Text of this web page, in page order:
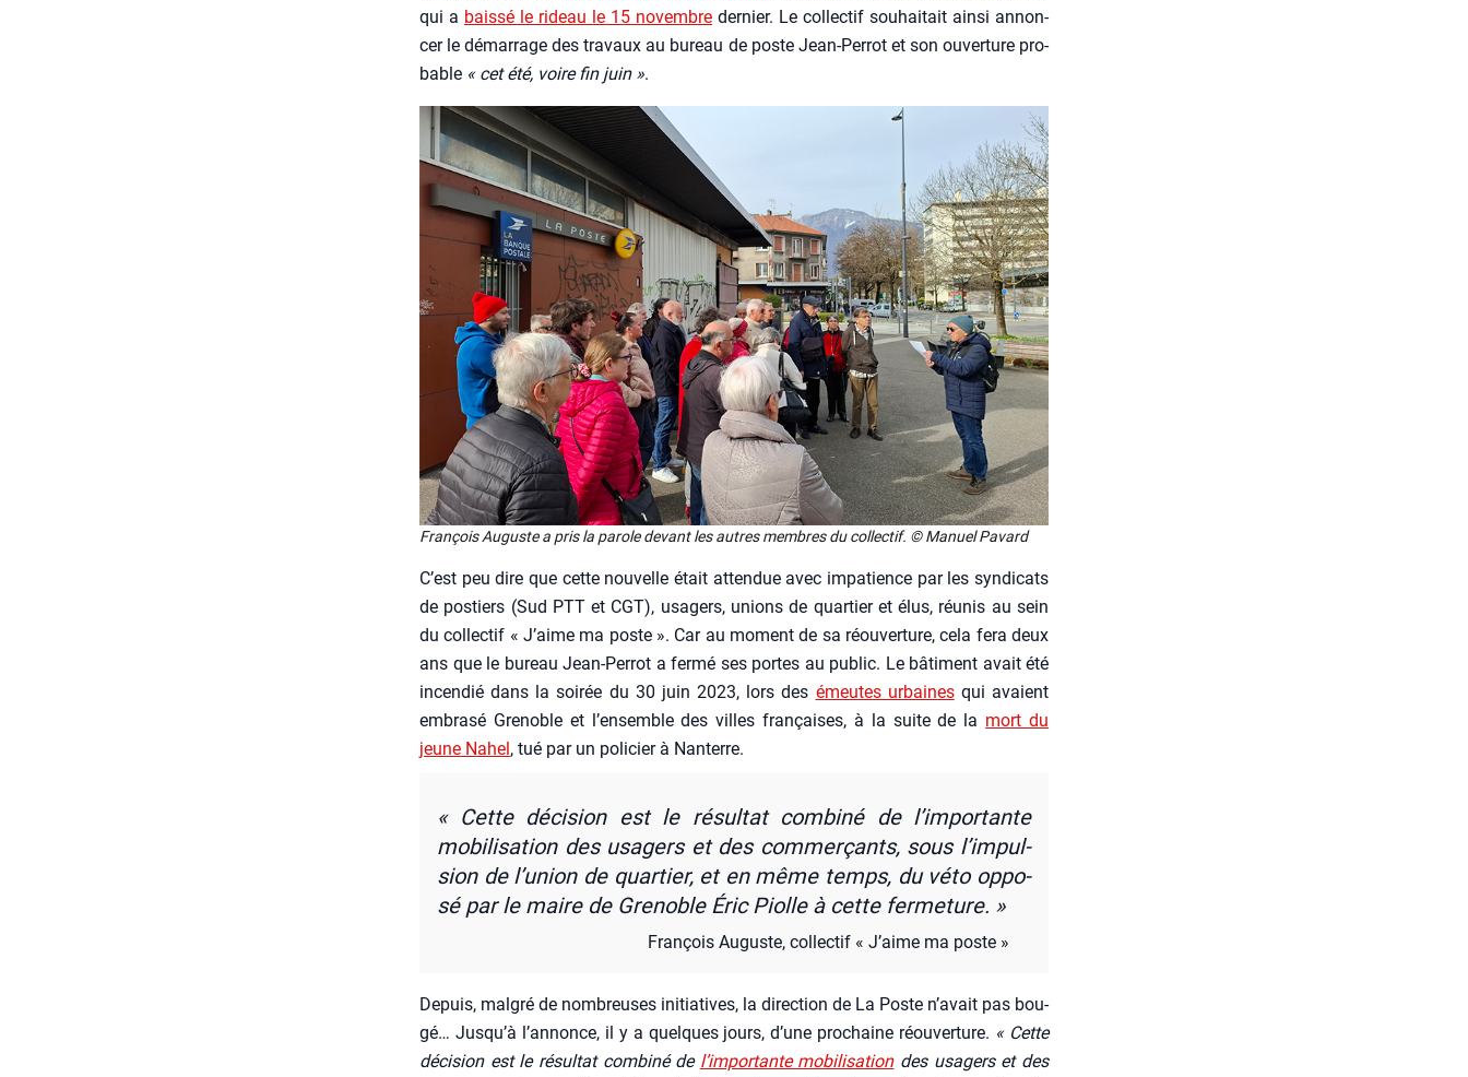
qui a bais­sé le rideau le 15 novembre der­nier. Le col­lec­tif sou­hai­tait ain­si annon­
cer le démar­rage des tra­vaux au bureau de poste Jean-Per­rot et son ouver­ture pro­
bable « cet été, voire fin juin ».
Fran­çois Auguste a pris la parole devant les autres membres du col­lec­tif. © Manuel Pavard
C’est peu dire que cette nou­velle était atten­due avec impa­tience par les syn­di­cats
de pos­tiers (Sud PTT et CGT), usa­gers, unions de quar­tier et élus, réunis au sein
du col­lec­tif « J’aime ma poste ». Car au moment de sa réou­ver­ture, cela fera deux
ans que le bureau Jean-Per­rot a fer­mé ses portes au public. Le bâti­ment avait été
incen­dié dans la soi­rée du 30 juin 2023, lors des émeutes urbainesqui avaient
embra­sé Gre­noble et l’en­semble des villes fran­çaises, à la suite de la mort du
jeune Nahel, tué par un poli­cier à Nan­terre.
« Cette déci­sion est le résul­tat com­bi­né de l’im­por­tante
mobi­li­sa­tion des usa­gers et des com­mer­çants, sous l’im­pul­
sion de l’u­nion de quar­tier, et en même temps, du véto oppo­
sé par le maire de Gre­noble Éric Piolle à cette fer­me­ture. »
Fran­çois Auguste, col­lec­tif « J’aime ma poste »
Depuis, mal­gré de nom­breuses ini­tia­tives, la direc­tion de La Poste n’a­vait pas bou­
gé… Jus­qu’à l’an­nonce, il y a quelques jours, d’une pro­chaine réou­ver­ture. « Cette
déci­sion est le résul­tat com­bi­né de l’im­por­tante mobi­li­sa­tiondes usa­gers et des